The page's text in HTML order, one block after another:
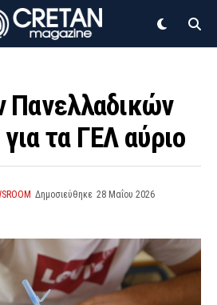
Πανελλαδικών
τα ΓΕΛ αύριο
Δημοσιεύθηκε 28 Μαΐου 2026